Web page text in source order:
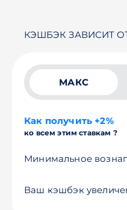
КЭШБЭК ЗАВИСИТ
МАКС
Как получить +2%
ко всем этим ставкам ?
Минимальное
Ваш кэшбэк